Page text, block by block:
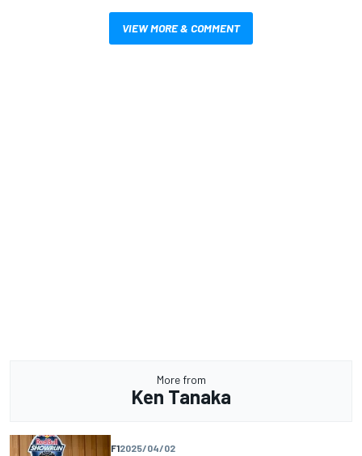
VIEW MORE & COMMENT
More from
Ken Tanaka
F12025/04/02